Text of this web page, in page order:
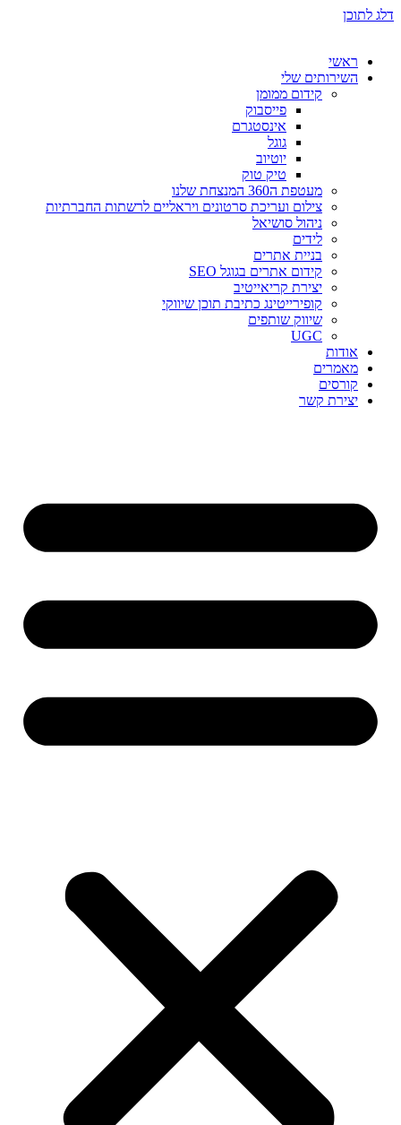
דלג לתוכן
ראשי
השירותים שלי
קידום ממומן
פייסבוק
אינסטגרם
גוגל
יוטיוב
טיק טוק
מעטפת ה360 המנצחת שלנו
צילום ועריכת סרטונים ויראליים לרשתות החברתיות
ניהול סושיאל
לידים
בניית אתרים
קידום אתרים בגוגל SEO
יצירת קריאייטיב
קופירייטינג כתיבת תוכן שיווקי
שיווק שותפים
UGC
אודות
מאמרים
קורסים
יצירת קשר